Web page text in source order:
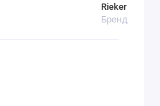
Rieker
Бренд